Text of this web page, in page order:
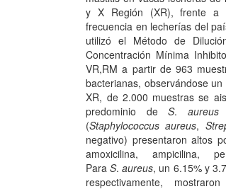
y X Región (XR), frente a
frecuencia en lecherías del
utilizó el Método de
Concentración Mínima
VR,RM a partir de 963
bacterianas, observándose
XR, de 2.000 muestras se
predominio deS. aureus
(Staphylococcus aureus,
negativo) presentaron altos
amoxicilina, ampicilina,
ParaS.aureus, un 6.15% y
respectivamente,